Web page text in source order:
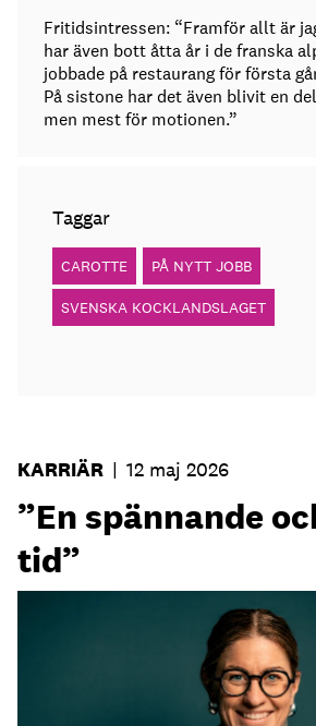
Fritidsintressen: “Framför allt är
har även bott åtta år i de franska
jobbade på restaurang för första
På sistone har det även blivit en
men mest för motionen.”
Taggar
CAROTTE PÅ NYTT JOBB
SVENSKA KOCKLANDSLAGET
KARRIÄR | 12 maj 2026
”En spännande
tid”
FOTO: Johanna Fond